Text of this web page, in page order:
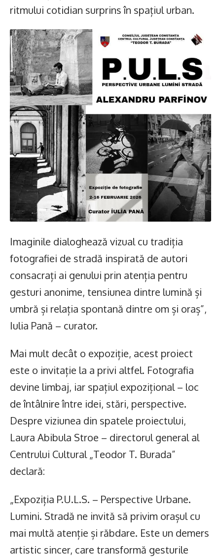
ritmului cotidian surprins în spațiul urban.
Imaginile dialoghează vizual cu tradiția
fotografiei de stradă inspirată de autori
consacrați ai genului prin atenția pentru
gesturi anonime, tensiunea dintre lumină și
umbră și relația spontană dintre om și oraș”,
Iulia Pană – curator.
Mai mult decât o expoziție, acest proiect
este o invitație la a privi altfel. Fotografia
devine limbaj, iar spațiul expozițional – loc
de întâlnire între idei, stări, perspective.
Despre viziunea din spatele proiectului,
Laura Abibula Stroe – directorul general al
Centrului Cultural „Teodor T. Burada”
declară:
„Expoziția P.U.L.S. – Perspective Urbane.
Lumini. Stradă ne invită să privim orașul cu
mai multă atenție și răbdare. Este un demers
artistic sincer, care transformă gesturile